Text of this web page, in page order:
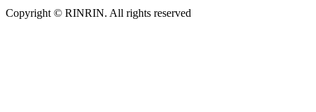
Copyright © RINRIN. All rights reserved